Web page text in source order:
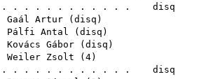
. . . . . . . . . . . . disq
Gaál Artur ( disq )
Pálfi Antal ( disq )
Kovács Gábor ( disq )
Weiler Zsolt ( 4)
. . . . . . . . . . . . disq